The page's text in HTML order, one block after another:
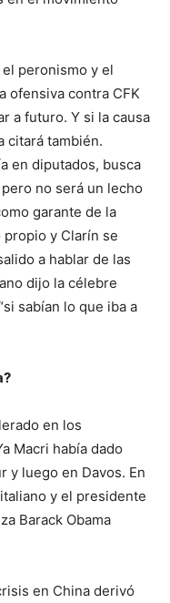
peronismo y el
ofensiva contra CFK
a futuro. Y si la causa
citará también.
en diputados, busca
no será un lecho
garante de la
y Clarín se
a hablar de las
dijo la célebre
sabían lo que iba a
en los
Macri había dado
y luego en Davos. En
y el presidente
Barack Obama
en China derivó